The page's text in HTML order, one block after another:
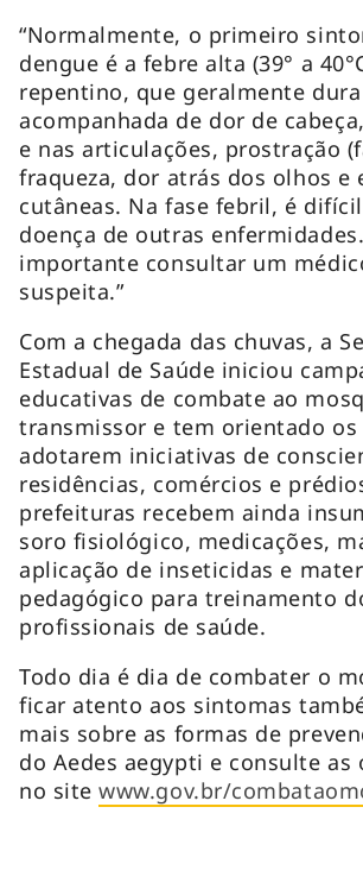
“Normalmente, o primeiro
dengue é a febre alta (39° a
repentino, que geralmente
acompanhada de dor de
e nas articulações, prostração
fraqueza, dor atrás dos olhos e
cutâneas. Na fase febril, é
doença de outras
importante consultar um
suspeita.”
Com a chegada das chuvas, a
Estadual de Saúde iniciou
educativas de combate ao
transmissor e tem orientado
adotarem iniciativas de
residências, comércios e
prefeituras recebem ainda
soro fisiológico, medicações,
aplicação de inseticidas e
pedagógico para treinamento
profissionais de saúde.
Todo dia é dia de combater o
ficar atento aos sintomas
mais sobre as formas de
do Aedes aegypti e consulte as
no sitewww.gov.br/